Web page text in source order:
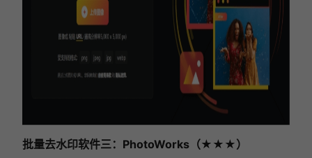
批量去水印软件三：PhotoWorks（★★★）